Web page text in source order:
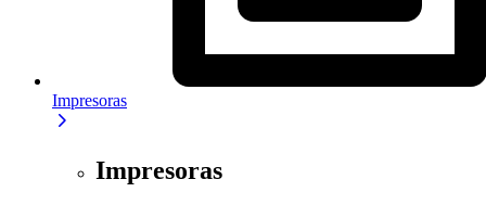
Impresoras
Impresoras